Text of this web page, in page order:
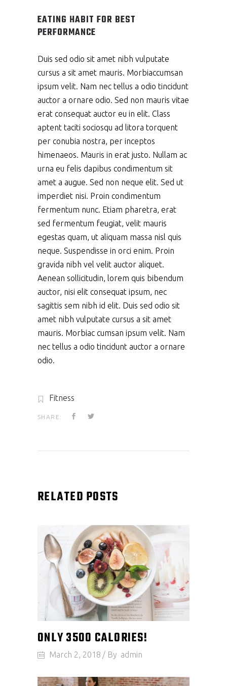
EATING HABIT FOR BEST
PERFORMANCE
Duis sed odio sit amet nibh vulputate
cursus a sit amet mauris. Morbiaccumsan
ipsum velit. Nam nec tellus a odio tincidunt
auctor a ornare odio. Sed non mauris vitae
erat consequat auctor eu in elit. Class
aptent taciti sociosqu ad litora torquent
per conubia nostra, per inceptos
himenaeos. Mauris in erat justo. Nullam ac
urna eu felis dapibus condimentum sit
amet a augue. Sed non neque elit. Sed ut
imperdiet nisi. Proin condimentum
fermentum nunc. Etiam pharetra, erat
sed fermentum feugiat, velit mauris
egestas quam, ut aliquam massa nisl quis
neque. Suspendisse in orci enim. Proin
gravida nibh vel velit auctor aliquet.
Aenean sollicitudin, lorem quis bibendum
auctor, nisi elit consequat ipsum, nec
sagittis sem nibh id elit. Duis sed odio sit
amet nibh vulputate cursus a sit amet
mauris. Morbiac cumsan ipsum velit. Nam
nec tellus a odio tincidunt auctor a ornare
odio.
Fitness
SHARE:
RELATED POSTS
ONLY 3500 CALORIES!
March 2, 2018 By admin